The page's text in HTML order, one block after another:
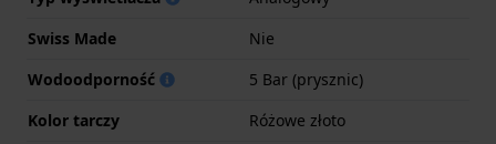
Swiss Made
Nie
Wodoodporność
5 Bar (prysznic)
Kolor tarczy
Różowe złoto